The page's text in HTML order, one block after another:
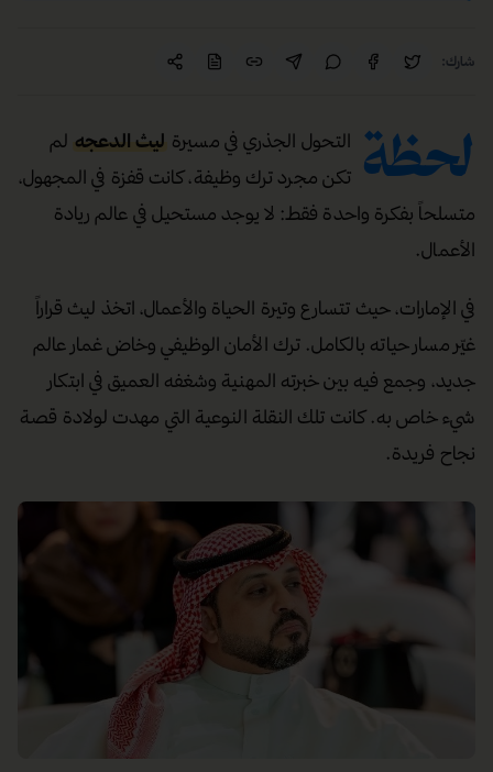
شارك:
لحظة التحول الجذري في مسيرة ليث الدعجه لم
تكن مجرد ترك وظيفة، كانت قفزة في المجهول،
متسلحاً بفكرة واحدة فقط: لا يوجد مستحيل في عالم ريادة
الأعمال.
في الإمارات، حيث تتسارع وتيرة الحياة والأعمال، اتخذ ليث قراراً
غيّر مسار حياته بالكامل. ترك الأمان الوظيفي وخاض غمار عالم
جديد، وجمع فيه بين خبرته المهنية وشغفه العميق في ابتكار
شيء خاص به. كانت تلك النقلة النوعية التي مهدت لولادة قصة
نجاح فريدة.